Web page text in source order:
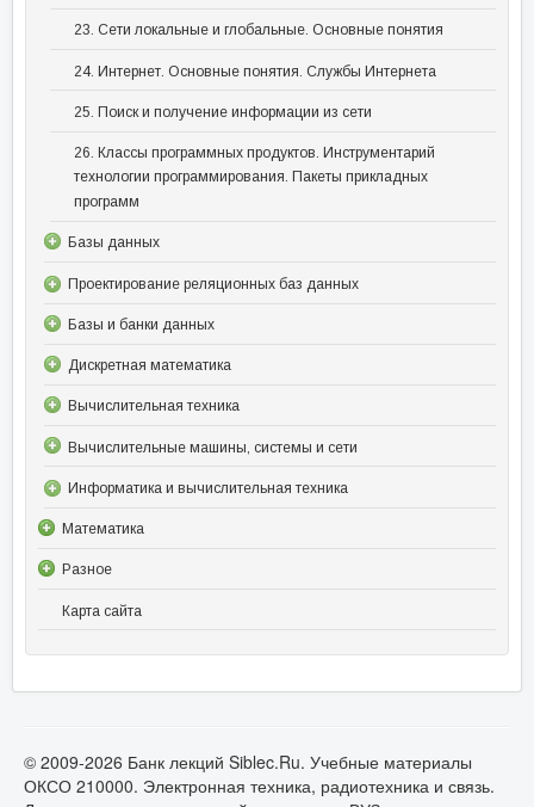
23. Сети локальные и глобальные. Основные понятия
24. Интернет. Основные понятия. Службы Интернета
25. Поиск и получение информации из сети
26. Классы программных продуктов. Инструментарий
технологии программирования. Пакеты прикладных
программ
Базы данных
Проектирование реляционных баз данных
Базы и банки данных
Дискретная математика
Вычислительная техника
Вычислительные машины, системы и сети
Информатика и вычислительная техника
Математика
Разное
Карта сайта
© 2009-2026 Банк лекций Siblec.Ru. Учебные материалы
ОКСО 210000. Электронная техника, радиотехника и связь.